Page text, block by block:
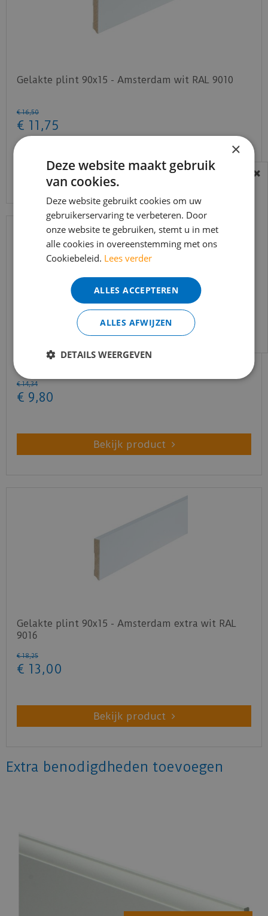
Gelakte plint 90x15 - Amsterdam wit RAL 9010
€ 16,50
€ 11 ,75
Bekijk product
MDF Moderne plint 90x15 voorgelakt RAL9010 -
€ 14,34
€ 9,80
Bekijk product
Gelakte plint 90x15 - Amsterdam extra wit RAL
9016
€ 18,25
€ 13 ,00
Bekijk product
Extra benodigdheden toevoegen
BEREIKBAARHEID
In verband met de vakantie periode zijn wij
t/m 14 augustus telefonisch helaas niet
bereikbaar.
Bestelling worden uiteraard verwerkt
echter iets minder snel dan wat je van ons
gewend bent.
Voor vragen kan je ons bereiken via
info@merkvloerenwinkel.nl
×
Deze website maakt gebruik
van cookies.
Deze website gebruikt cookies om uw
gebruikerservaring te verbeteren. Door
onze website te gebruiken, stemt u in met
alle cookies in overeenstemming met ons
Cookiebeleid. Lees verder
ALLES ACCEPTEREN
ALLES AFWIJZEN
DETAILS WEERGEVEN